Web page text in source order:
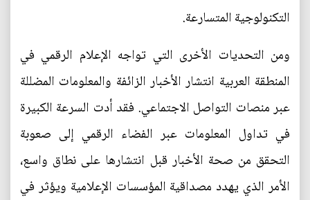
التكنولوجية المتسارعة.
ومن التحديات الأخرى التي تواجه الإعلام الرقمي في
المنطقة العربية انتشار الأخبار الزائفة والمعلومات المضللة
عبر منصات التواصل الاجتماعي. فقد أدت السرعة الكبيرة
في تداول المعلومات عبر الفضاء الرقمي إلى صعوبة
التحقق من صحة الأخبار قبل انتشارها على نطاق واسع،
الأمر الذي يهدد مصداقية المؤسسات الإعلامية ويؤثر في